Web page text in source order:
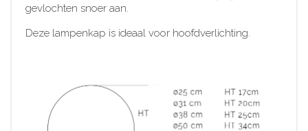
gevlochten snoer aan.
Deze lampenkap is ideaal voor hoofdverlichting.